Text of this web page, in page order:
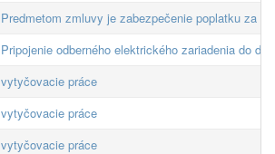
Predmetom zmluvy je zabezpečenie poplatku za
Pripojenie odberného elektrického zariadenia do
vytyčovacie práce
vytyčovacie práce
vytyčovacie práce